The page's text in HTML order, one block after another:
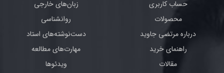
حساب کاربری
محصولات
درباره مرتضی جاوید
راهنمای خرید
مقالات
زبان‌های خارجی
روانشناسی
دست‌نوشته‌های استاد
مهارت‌های مطالعه
ویدئوها